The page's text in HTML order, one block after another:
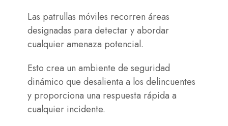
Las patrullas móviles recorren áreas
designadas para detectar y abordar
cualquier amenaza potencial.
Esto crea un ambiente de seguridad
dinámico que desalienta a los delincuentes
y proporciona una respuesta rápida a
cualquier incidente.